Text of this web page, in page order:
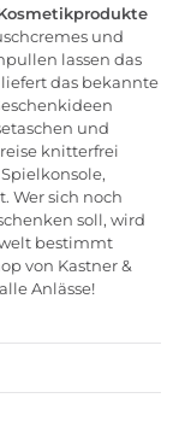
und
lassen das
das bekannte
und
knitterfrei
Wer sich noch
soll, wird
bestimmt
von Kastner &
Anlässe!